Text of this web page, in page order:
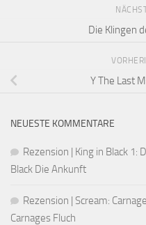
Die Klingen
Y The Last
NEUESTE KOMMENTARE
Rezension | King in Black
Black Die Ankunft
Rezension | Scream:
Carnages Fluch